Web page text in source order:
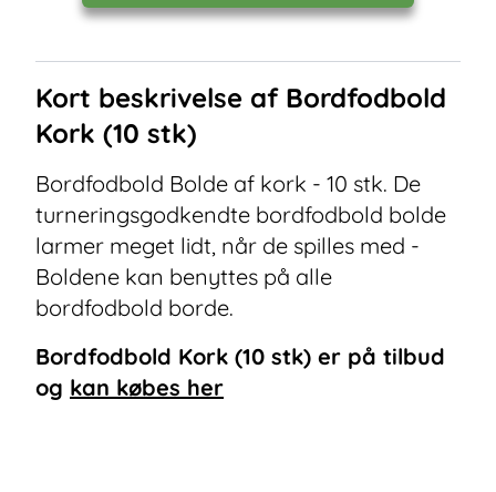
Kort beskrivelse af Bordfodbold
Kork (10 stk)
Bordfodbold Bolde af kork - 10 stk. De
turneringsgodkendte bordfodbold bolde
larmer meget lidt, når de spilles med -
Boldene kan benyttes på alle
bordfodbold borde.
Bordfodbold Kork (10 stk) er på tilbud
og kan købes her